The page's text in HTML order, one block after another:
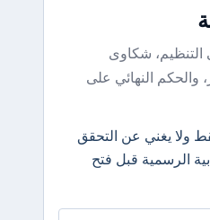
شكاوى
النهائي على
ولا يغني عن التحقق
الرسمية قبل فتح